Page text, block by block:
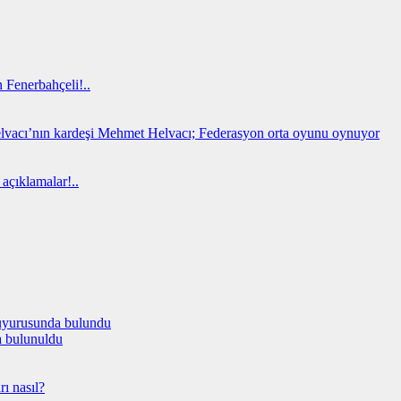
Fenerbahçeli!..
kardeşi Mehmet Helvacı; Federasyon orta oyunu oynuyor
bulunuldu
nasıl?